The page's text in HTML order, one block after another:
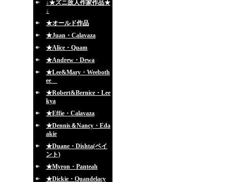
↓★ズニ故人作家作品★
↓
★オールド作品
★Juan・Calavaza
★Alice・Quam
★Andrew・Dewa
★Lee&Mary・Weeboth
ee
★Robert&Bernice・Lee
kya
★Effie・Calavaza
★Dennis＆Nancy・Eda
akie
★Duane・Dishta(ペイ
ント)
★Myron・Panteah
★Dickie・Quandelacy